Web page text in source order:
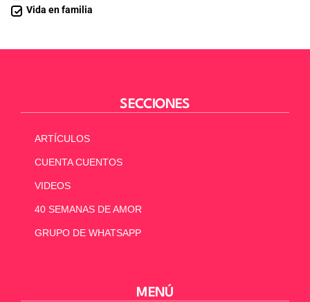
Vida en familia
SECCIONES
ARTÍCULOS
CUENTA CUENTOS
VIDEOS
40 SEMANAS DE AMOR
GRUPO DE WHATSAPP
MENÚ